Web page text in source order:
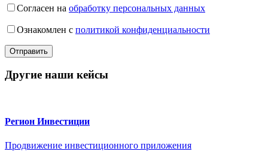
Согласен на обработку персональных данных
Ознакомлен с политикой конфиденциальности
Другие наши кейсы
Регион Инвестиции
Продвижение инвестиционного приложения